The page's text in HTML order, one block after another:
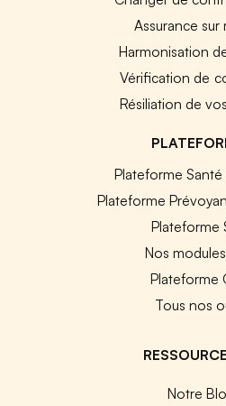
Assurance sur
Harmonisation
Vérification de
Résiliation de
Plateforme
Plateforme
Plateforme
Nos modules
Plateforme
Tous nos
Notre